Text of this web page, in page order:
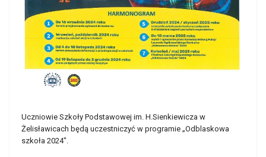
Uczniowie Szkoły Podstawowej im. H.Sienkiewicza w
Żelisławicach będą uczestniczyć w programie „Odblaskowa
szkoła 2024".